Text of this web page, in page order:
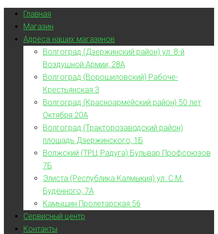
Главная
Магазин
Адреса наших магазинов
Волгоград (Дзержинский район) ул. 8-й
Воздушной Армии, 28А
Волгоград (Ворошиловский) Рабоче-
Крестьянская 3
Волгоград (Красноармейский район) 50 лет
Октября 20А
Волгоград (Тракторозаводский район)
площадь Дзержинского, 1Б
Волжский (ТРЦ Радуга) Бульвар Профсоюзов
7Б
Элиста (Республика Калмыкия) ул. С.М.
Будённого, 7А
Камышин Пролетарская 56
Сервисный центр
Контакты